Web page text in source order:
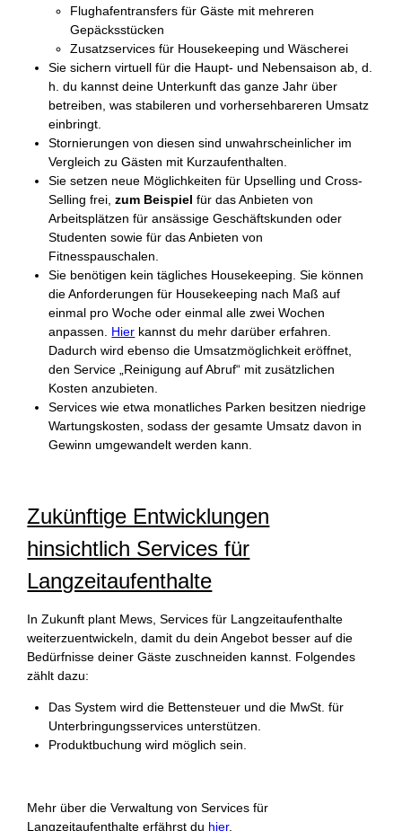
Flughafentransfers für Gäste mit mehreren
Gepäcksstücken
Zusatzservices für Housekeeping und Wäscherei
Sie sichern virtuell für die Haupt- und Nebensaison ab, d.
h. du kannst deine Unterkunft das ganze Jahr über
betreiben, was stabileren und vorhersehbareren Umsatz
einbringt.
Stornierungen von diesen sind unwahrscheinlicher im
Vergleich zu Gästen mit Kurzaufenthalten.
Sie setzen neue Möglichkeiten für Upselling und Cross-
Selling frei,zum Beispiel für das Anbieten von
Arbeitsplätzen für ansässige Geschäftskunden oder
Studenten sowie für das Anbieten von
Fitnesspauschalen.
Sie benötigen kein tägliches Housekeeping. Sie können
die Anforderungen für Housekeeping nach Maß auf
einmal pro Woche oder einmal alle zwei Wochen
anpassen. Hier kannst du mehr darüber erfahren.
Dadurch wird ebenso die Umsatzmöglichkeit eröffnet,
den Service „Reinigung auf Abruf“ mit zusätzlichen
Kosten anzubieten.
Services wie etwa monatliches Parken besitzen niedrige
Wartungskosten, sodass der gesamte Umsatz davon in
Gewinn umgewandelt werden kann.
Zukünftige Entwicklungen
hinsichtlich Services für
Langzeitaufenthalte
In Zukunft plant Mews, Services für Langzeitaufenthalte
weiterzuentwickeln, damit du dein Angebot besser auf die
Bedürfnisse deiner Gäste zuschneiden kannst. Folgendes
zählt dazu:
Das System wird die Bettensteuer und die MwSt. für
Unterbringungsservices unterstützen.
Produktbuchung wird möglich sein.
Mehr über die Verwaltung von Services für
Langzeitaufenthalte erfährst du hier.